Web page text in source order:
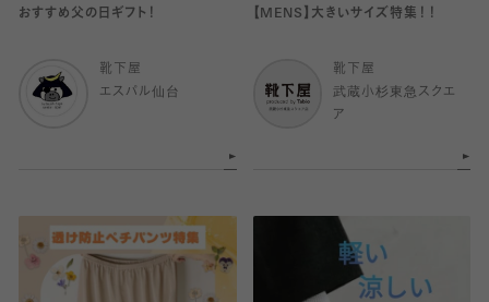
おすすめ父の日ギフト！
靴下屋
エスパル仙台
【MENS】大きいサイズ特集！！
靴下屋
武蔵小杉東急スクエ
ア